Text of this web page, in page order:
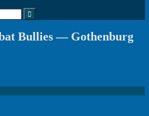
Bullies — Gothenburg